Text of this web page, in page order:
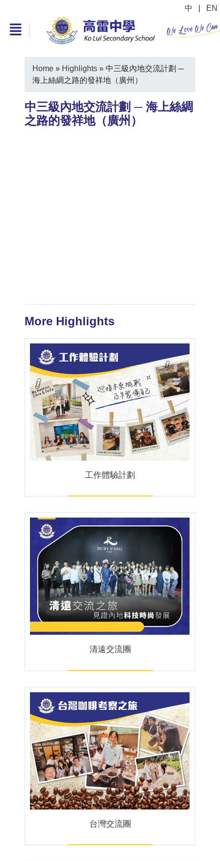
中 EN
Home » Highlights » 中三級內地交流計劃 ─
海上絲綢之路的發祥地（廣州）
中三級內地交流計劃 ─ 海上絲綢
之路的發祥地（廣州）
More Highlights
工作體驗計劃
清遠交流團
台灣交流團